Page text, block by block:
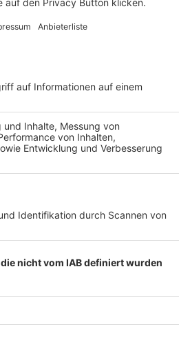
Datenschutz Impressum